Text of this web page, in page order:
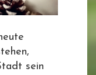
sein